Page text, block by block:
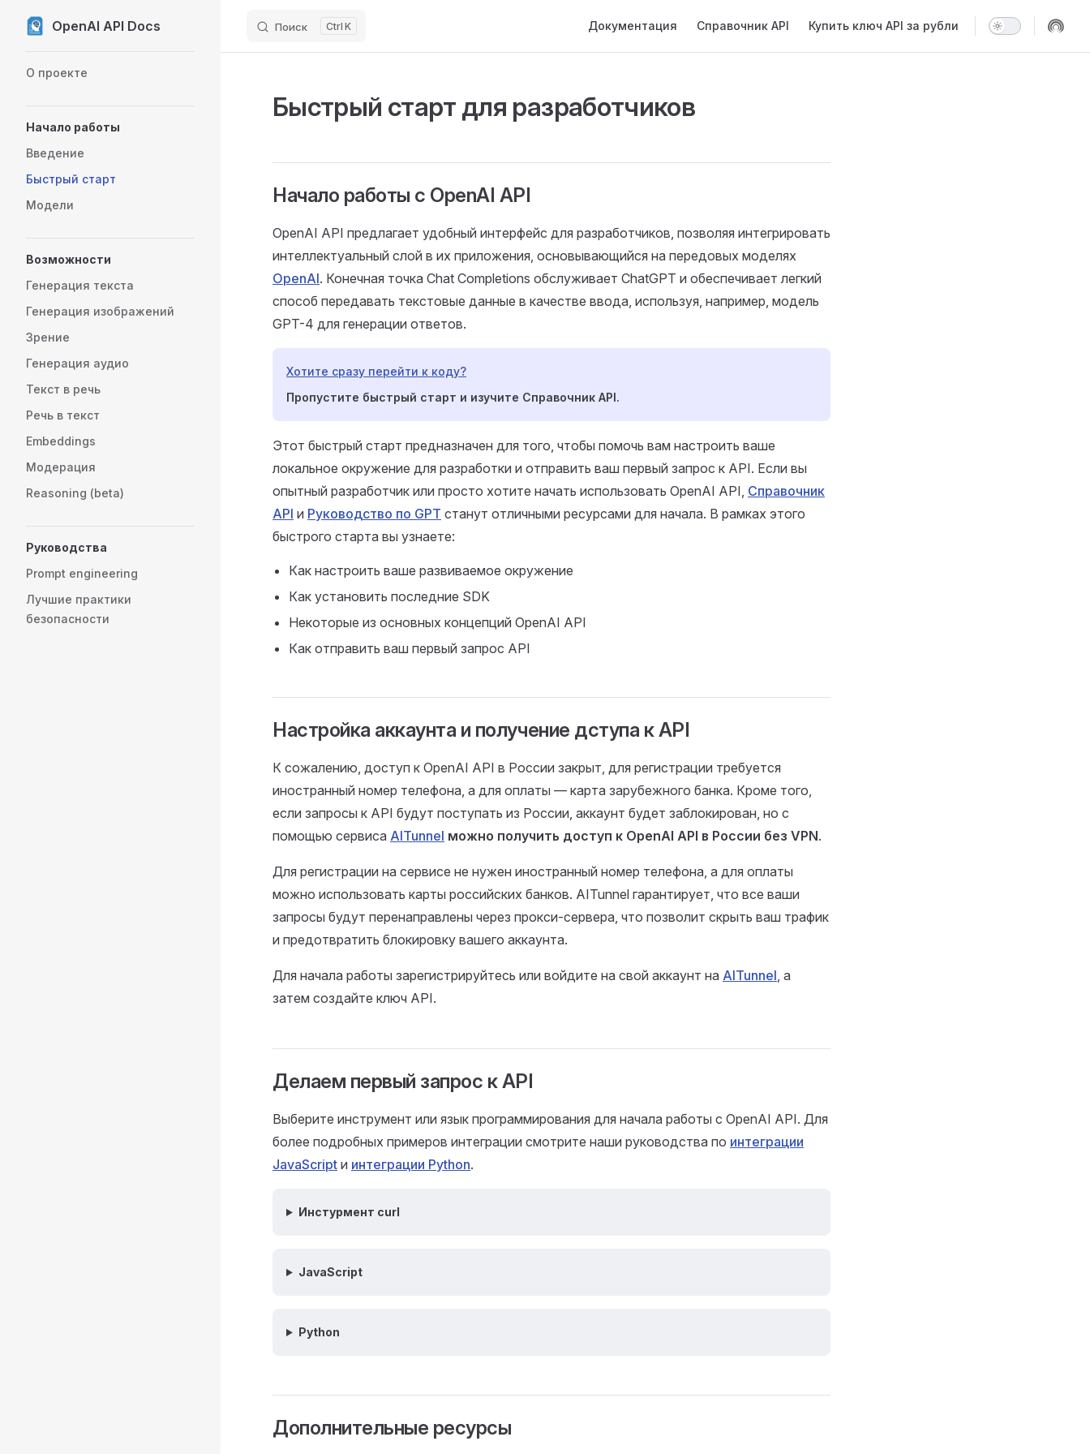
Skip to content
OpenAI API Docs Поиск K Документация Справочник API Купить ключ API за рубли
О проекте
Начало работы
Введение
Быстрый старт
Модели
Возможности
Генерация текста
Генерация изображений
Зрение
Генерация аудио
Текст в речь
Речь в текст
Embeddings
Модерация
Reasoning (beta)
Руководства
Prompt engineering
Лучшие практики
безопасности
Быстрый старт для разработчиков
Начало работы с OpenAI API
OpenAI API предлагает удобный интерфейс для разработчиков, позволяя интегрировать
интеллектуальный слой в их приложения, основывающийся на передовых моделях
OpenAI. Конечная точка Chat Completions обслуживает ChatGPT и обеспечивает легкий
способ передавать текстовые данные в качестве ввода, используя, например, модель
GPT-4 для генерации ответов.
Хотите сразу перейти к коду?
Пропустите быстрый старт и изучите Справочник API.
Этот быстрый старт предназначен для того, чтобы помочь вам настроить ваше
локальное окружение для разработки и отправить ваш первый запрос к API. Если вы
опытный разработчик или просто хотите начать использовать OpenAI API, Справочник
API и Руководство по GPT станут отличными ресурсами для начала. В рамках этого
быстрого старта вы узнаете:
Как настроить ваше развиваемое окружение
Как установить последние SDK
Некоторые из основных концепций OpenAI API
Как отправить ваш первый запрос API
Настройка аккаунта и получение дступа к API
К сожалению, доступ к OpenAI API в России закрыт, для регистрации требуется
иностранный номер телефона, а для оплаты — карта зарубежного банка. Кроме того,
если запросы к API будут поступать из России, аккаунт будет заблокирован, но с
помощью сервиса AITunnel можно получить доступ к OpenAI API в России без VPN.
Для регистрации на сервисе не нужен иностранный номер телефона, а для оплаты
можно использовать карты российских банков. AITunnel гарантирует, что все ваши
запросы будут перенаправлены через прокси-сервера, что позволит скрыть ваш трафик
и предотвратить блокировку вашего аккаунта.
Для начала работы зарегистрируйтесь или войдите на свой аккаунт на AITunnel, а
затем создайте ключ API.
Делаем первый запрос к API
Выберите инструмент или язык программирования для начала работы с OpenAI API. Для
более подробных примеров интеграции смотрите наши руководства по интеграции
JavaScript и интеграции Python.
Инстурмент curl
JavaScript
Python
Дополнительные ресурсы